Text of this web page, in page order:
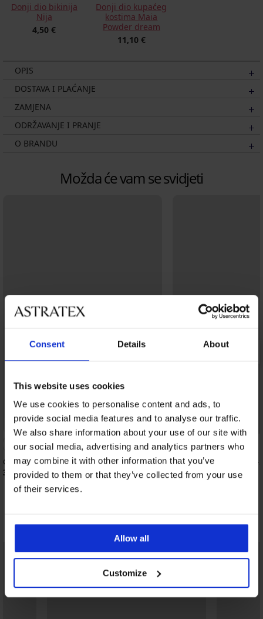
Consent Details About
This website uses cookies
We use cookies to personalise content and ads, to
provide social media features and to analyse our traffic.
We also share information about your use of our site with
our social media, advertising and analytics partners who
may combine it with other information that you’ve
provided to them or that they’ve collected from your use
of their services.
Allow all
Customize
Donji dio bikinija
Nija
4,50 €
Donji dio kupaćeg
kostima Maia
Powder dream
11,10 €
OPIS
DOSTAVA I PLAĆANJE
ZAMJENA
ODRŽAVANJE I PRANJE
O BRANDU
Možda će vam se svidjeti
Bestseller
4,8
Grudnjak DIVA by IVA nepodstavljeni
39,99 €
Bestseller
Grudnjak Simplicity T-
podstavljeni
20,99 €
Otkrijte slične komade